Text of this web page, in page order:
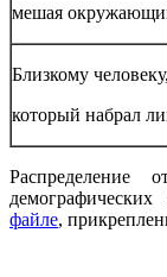
мешая
Близкому человеку,
который набрал
Распределение
файле,